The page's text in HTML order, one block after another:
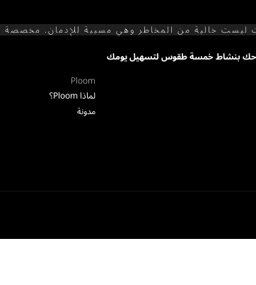
ليست خالية من المخاطر وهي مسببة للإدمان. مخصصة
بنشاط خمسة طقوس لتسهيل يومك
Ploom
لماذا Ploom؟
مدونة